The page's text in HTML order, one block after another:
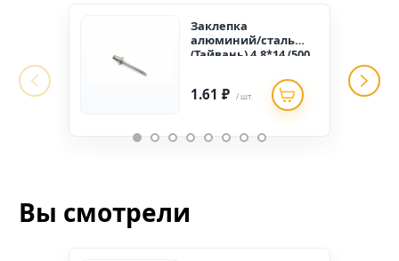
Заклепка
алюминий/сталь
(Тайвань) 4,8*14 (500
1.61 ₽ / шт.
Вы смотрели